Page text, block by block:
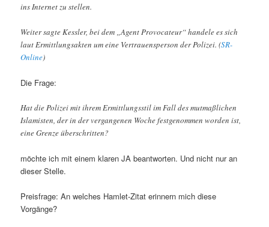
ins Internet zu stellen.
Weiter sagte Kessler, bei dem „Agent Provocateur“ handele es sich
laut Ermittlungsakten um eine Vertrauensperson der Polizei. (SR-
Online)
Die Frage:
Hat die Polizei mit ihrem Ermittlungsstil im Fall des mutmaßlichen
Islamisten, der in der vergangenen Woche festgenommen worden ist,
eine Grenze überschritten?
möchte ich mit einem klaren JA beantworten. Und nicht nur an
dieser Stelle.
Preisfrage: An welches Hamlet-Zitat erinnern mich diese
Vorgänge?